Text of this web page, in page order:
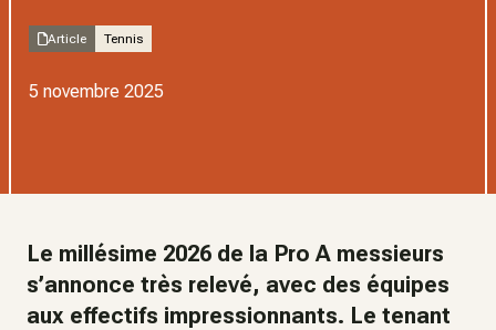
Article Tennis
5 novembre 2025
Le millésime 2026 de la Pro A messieurs
s’annonce très relevé, avec des équipes
aux effectifs impressionnants. Le tenant